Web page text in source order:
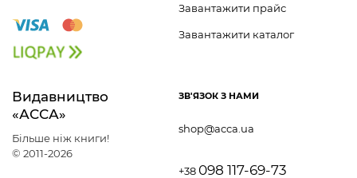
Видавництво
«АССА»
Більше ніж книги!
© 2011-2026
ЗВ'ЯЗОК З НАМИ
shop@acca.ua
+38 098 117-69-73
Завантажити прайс
Завантажити каталог